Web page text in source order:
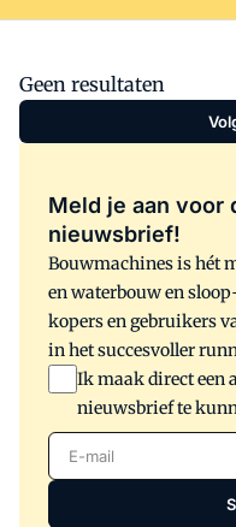
Geen resultaten
Meld je aan voor
nieuwsbrief!
Bouwmachines is hét
en waterbouw en
kopers en gebruikers
in het succesvoller
Ik maak direct een
nieuwsbrief te
E-mail